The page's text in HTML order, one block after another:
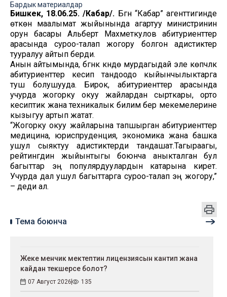
Бардык материалдар
Бишкек, 18.06.25. /Кабар/. Бүгүн “Кабар” агенттигинде
өткөн маалымат жыйынында агартуу министринин
орун басары Альберт Махметкулов абитуриенттер
арасында суроо-талап жогору болгон адистиктер
тууралуу айтып берди.
Анын айтымында, бүгүнкү күндө мурдагыдай эле көпчүлүк
абитуриенттер кесип тандоодо кыйынчылыктарга
туш болушууда. Бирок, абитуриенттер арасында
учурда жогорку окуу жайлардан сырткары, орто
кесиптик жана техникалык билим берүү мекемелерине
кызыгуу артып жатат.
“Жогорку окуу жайларына тапшырган абитуриенттер
медицина, юриспруденция, экономика жана башка
ушул сыяктуу адистиктерди тандашат.Тагыраагы,
рейтингдин жыйынтыгы боюнча аныкталган бул
багыттар эң популярдуулардын катарына кирет.
Учурда дал ушул багыттарга суроо-талап эң жогору,”
– деди ал.
Тема боюнча
Жеке менчик мектептин лицензиясын кантип жана
кайдан текшерсе болот?
07 Август 2026 135